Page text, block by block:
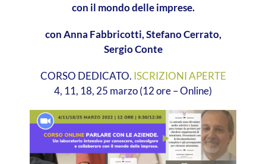
con il mondo delle imprese.
con Anna Fabbricotti, Stefano Cerrato,
Sergio Conte
CORSO DEDICATO. ISCRIZIONI APERTE
4, 11, 18, 25 marzo (12 ore – Online)